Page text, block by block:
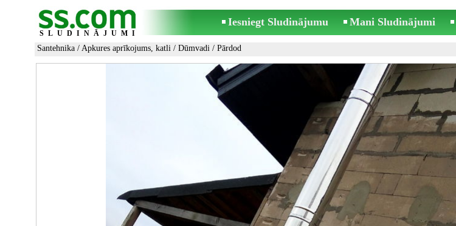
SLUDINĀJUMI
Iesniegt Sludinājumu Mani Sludinājumi
Santehnika / Apkures aprīkojums, katli / Dūmvadi / Pārdod